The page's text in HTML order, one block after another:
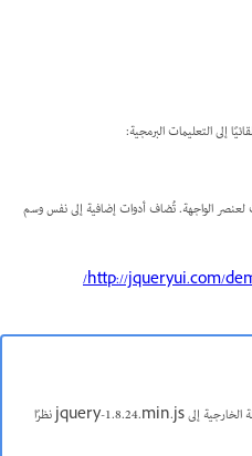
لعنصر الواجهة. تُضاف أدوات إضافية إلى نفس وسم
http://jqueryui.com/
بالنسبة إلى تأثيرات jQuery، لا تتم إضافة الإحالة الخارجية إلى jquery-1.8.24.min.js نظرًا